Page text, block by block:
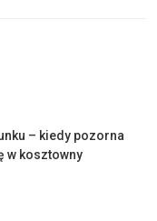
– kiedy pozorna
w kosztowny